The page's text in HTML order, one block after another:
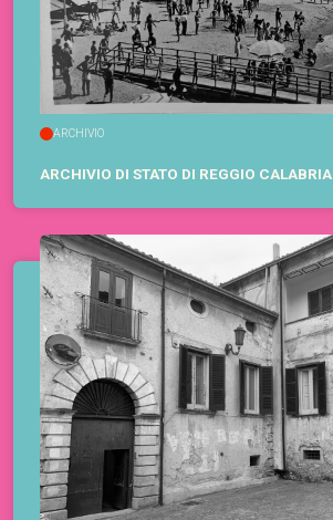
ARCHIVIO
ARCHIVIO DI STATO DI REGGIO CALABRIA